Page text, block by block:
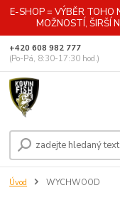
E-SHOP = VÝBĚR TOHO
MOŽNOSTÍ, ŠIRŠÍ
+420 608 982 777
(Po-Pá, 8:30-17:30 hod.)
Úvod WYCHWOOD